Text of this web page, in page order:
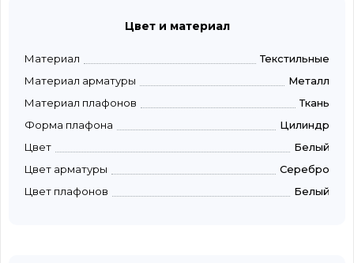
Цвет и материал
Материал
Текстильные
Материал арматуры
Металл
Материал плафонов
Ткань
Форма плафона
Цилиндр
Цвет
Белый
Цвет арматуры
Серебро
Цвет плафонов
Белый